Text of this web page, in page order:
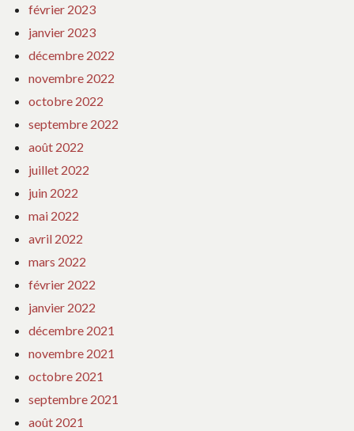
février 2023
janvier 2023
décembre 2022
novembre 2022
octobre 2022
septembre 2022
août 2022
juillet 2022
juin 2022
mai 2022
avril 2022
mars 2022
février 2022
janvier 2022
décembre 2021
novembre 2021
octobre 2021
septembre 2021
août 2021